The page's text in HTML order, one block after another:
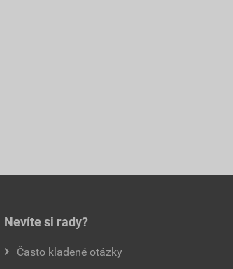
Nevíte si rady?
Často kladené otázky